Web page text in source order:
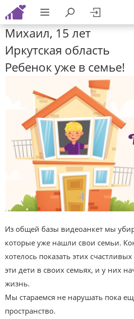
Михаил, 15 лет
Иркутская область
Ребенок уже в семье!
Из общей базы видеоанкет мы
которые уже нашли свои семьи.
хотелось показать этих
эти дети в своих семьях, и у них
жизнь.
Мы стараемся не нарушать пока
пространство.